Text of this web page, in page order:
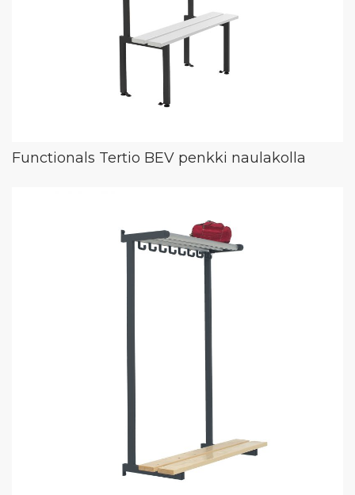
Functionals Tertio BEV penkki naulakolla